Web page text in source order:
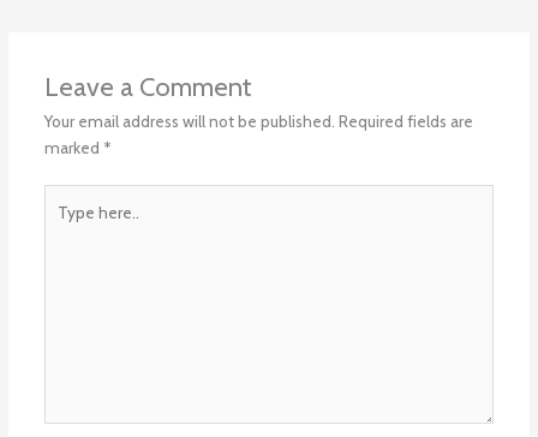
Leave a Comment
Your email address will not be published. Required fields are
marked *
here..